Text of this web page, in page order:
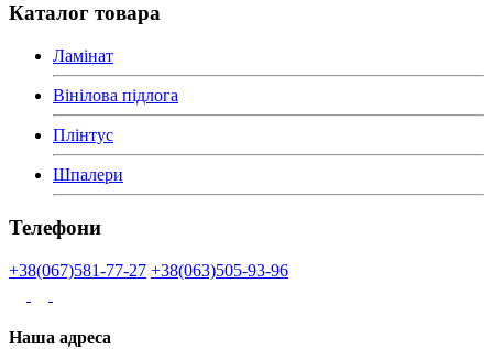
Каталог товара
Ламінат
Вінілова підлога
Плінтус
Шпалери
Телефони
+38(067)581-77-27 +38(063)505-93-96
Наша адреса